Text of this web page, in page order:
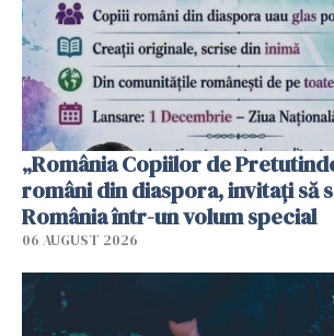
„România Copiilor de
români din diaspora, invitați să
România într-un volum special
06 AUGUST 2026